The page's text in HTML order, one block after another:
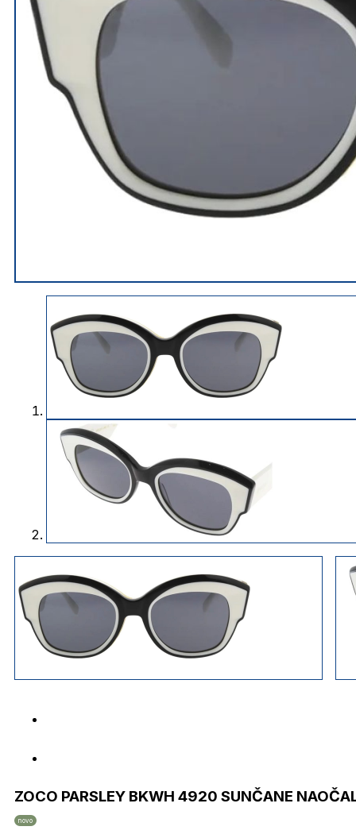
ZOCO PARSLEY BKWH 4920 SUNČANE
novo